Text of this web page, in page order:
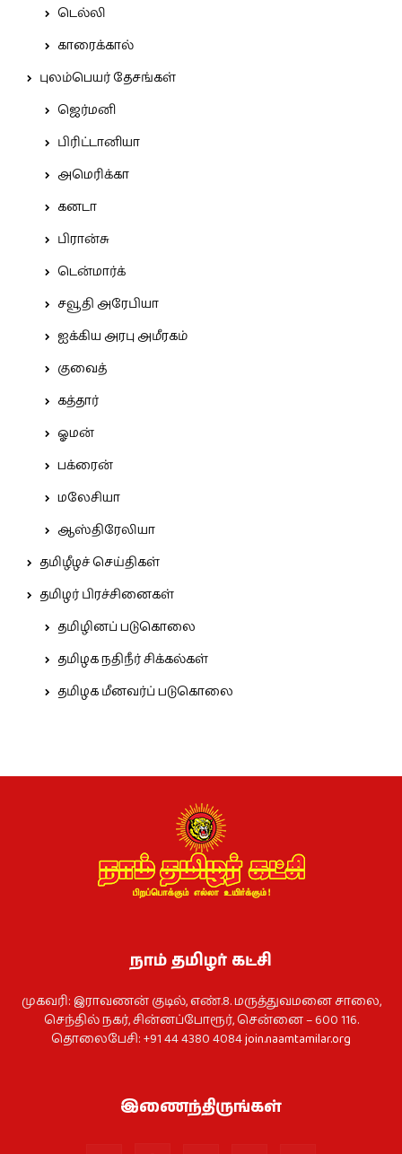
டெல்லி
காரைக்கால்
புலம்பெயர் தேசங்கள்
ஜெர்மனி
பிரிட்டானியா
அமெரிக்கா
கனடா
பிரான்சு
டென்மார்க்
சவூதி அரேபியா
ஐக்கிய அரபு அமீரகம்
குவைத்
கத்தார்
ஓமன்
பக்ரைன்
மலேசியா
ஆஸ்திரேலியா
தமிழீழச் செய்திகள்
தமிழர் பிரச்சினைகள்
தமிழினப் படுகொலை
தமிழக நதிநீர் சிக்கல்கள்
தமிழக மீனவர்ப் படுகொலை
நாம் தமிழர் கட்சி
முகவரி: இராவணன் குடில், எண்.8. மருத்துவமனை சாலை,
செந்தில் நகர், சின்னப்போரூர், சென்னை – 600 116.
தொலைபேசி: +91 44 4380 4084join.naamtamilar.org
இணைந்திருங்கள்